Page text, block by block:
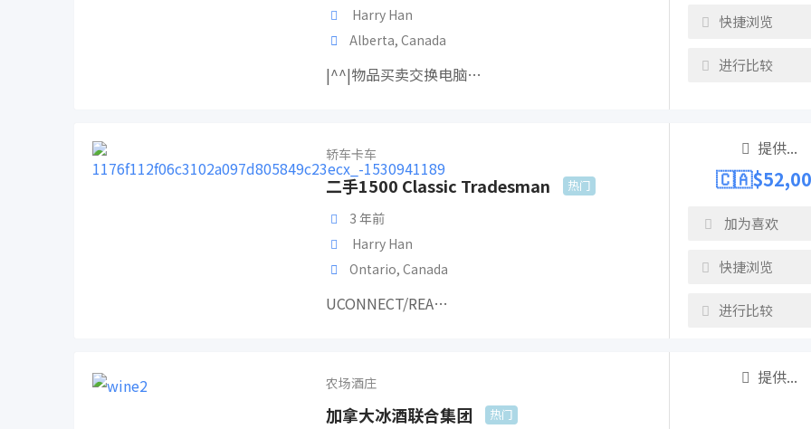
Harry Han
Alberta, Canada
|^^|物品买卖交换电脑…
快捷浏览
进行比较
轿车卡车
二手1500 Classic Tradesman 热门
3 年前
Harry Han
Ontario, Canada
UCONNECT/REA…
提供...
🇨🇦$
加为喜欢
快捷浏览
进行比较
农场酒庄
加拿大冰酒联合集团 热门
提供...